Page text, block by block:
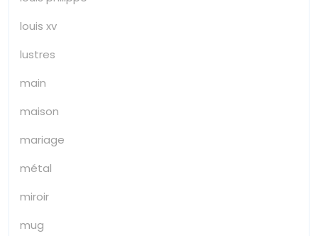
louis xv
lustres
main
maison
mariage
métal
miroir
mug